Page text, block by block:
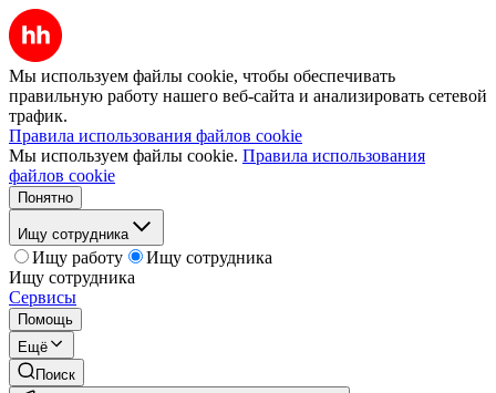
Мы используем файлы cookie, чтобы обеспечивать
правильную работу нашего веб-сайта и анализировать сетевой
трафик.
Правила использования файлов cookie
Мы используем файлы cookie. Правила использования
файлов cookie
Понятно
Ищу сотрудника
Ищу работу
Ищу сотрудника
Ищу сотрудника
Сервисы
Помощь
Ещё
Поиск